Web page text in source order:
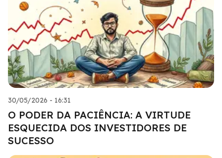
30/05/2026 - 16:31
O PODER DA PACIÊNCIA: A VIRTUDE
ESQUECIDA DOS INVESTIDORES DE
SUCESSO